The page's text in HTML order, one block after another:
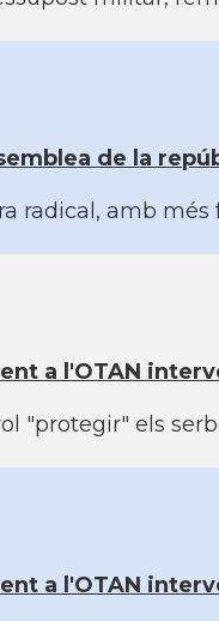
de la
radical, amb
a l'OTAN
"protegir" els
a l'OTAN